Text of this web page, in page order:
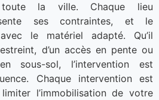
la ville. Chaque lieu
ses contraintes, et le
le matériel adapté. Qu’il
d’un accès en pente ou
sous-sol, l’intervention est
Chaque intervention est
l’immobilisation de votre